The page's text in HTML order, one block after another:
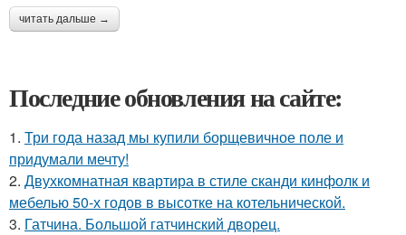
читать дальше →
Последние обновления на сайте:
1. Три года назад мы купили борщевичное поле и
придумали мечту!
2. Двухкомнатная квартира в стиле сканди кинфолк и
мебелью 50-х годов в высотке на котельнической.
3. Гатчина. Большой гатчинский дворец.